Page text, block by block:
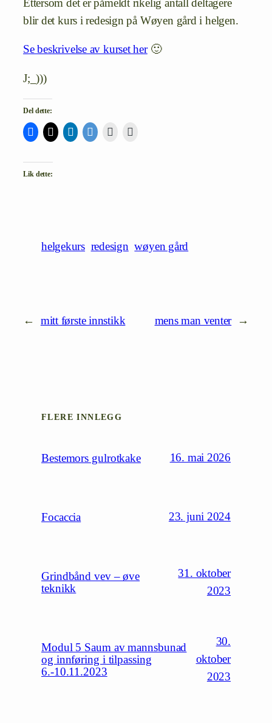
Ettersom det er påmeldt rikelig antall deltagere
blir det kurs i redesign på Wøyen gård i helgen.
Se beskrivelse av kurset her🙂
J;_)))
Del dette:
Lik dette:
helgekurs redesign wøyen gård
← mitt første innstikk mens man venter →
FLERE INNLEGG
Bestemors gulrotkake 16. mai 2026
Focaccia 23. juni 2024
Grindbånd vev – øve
teknikk
31. oktober
2023
Modul 5 Saum av mannsbunad
og innføring i tilpassing
6.-10.11.2023
30.
oktober
2023